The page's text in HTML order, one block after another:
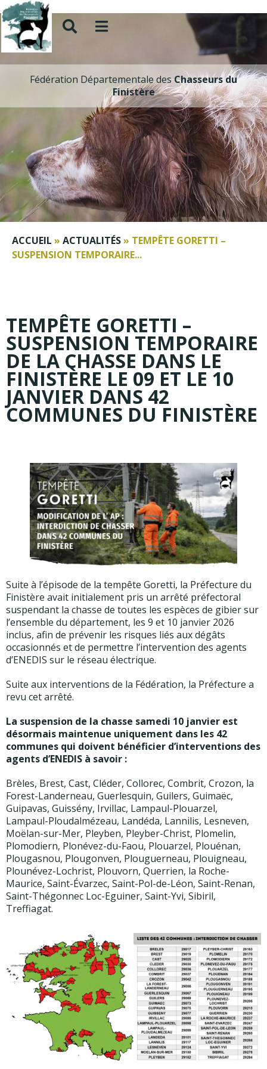
Fédération Départementale desChasseurs du
Finistère
ACCUEIL » ACTUALITÉS» TEMPÊTE GORETTI –
SUSPENSION TEMPORAIRE...
TEMPÊTE GORETTI –
SUSPENSION TEMPORAIRE
DE LA CHASSE DANS LE
FINISTÈRE LE 09 ET LE 10
JANVIER DANS 42
COMMUNES DU FINISTÈRE
Suite à l’épisode de la tempête Goretti, la Préfecture du
Finistère avait initialement pris un arrêté préfectoral
suspendant la chasse de toutes les espèces de gibier sur
l’ensemble du département, les 9 et 10 janvier 2026
inclus, afin de prévenir les risques liés aux dégâts
occasionnés et de permettre l’intervention des agents
d’ENEDIS sur le réseau électrique.
Suite aux interventions de la Fédération, la Préfecture a
revu cet arrêté.
La suspension de la chasse samedi 10 janvier est
désormais maintenue uniquement dans les 42
communes qui doivent bénéficier d’interventions des
agents d’ENEDIS à savoir :
Brèles, Brest, Cast, Cléder, Collorec, Combrit, Crozon, la
Forest-Landerneau, Guerlesquin, Guilers, Guimaëc,
Guipavas, Guissény, Irvillac, Lampaul-Plouarzel,
Lampaul-Ploudalmézeau, Landéda, Lannilis, Lesneven,
Moëlan-sur-Mer, Pleyben, Pleyber-Christ, Plomelin,
Plomodiern, Plonévez-du-Faou, Plouarzel, Plouénan,
Plougasnou, Plougonven, Plouguerneau, Plouigneau,
Plounévez-Lochrist, Plouvorn, Querrien, la Roche-
Maurice, Saint-Évarzec, Saint-Pol-de-Léon, Saint-Renan,
Saint-Thégonnec Loc-Eguiner, Saint-Yvi, Sibiril,
Treffiagat.